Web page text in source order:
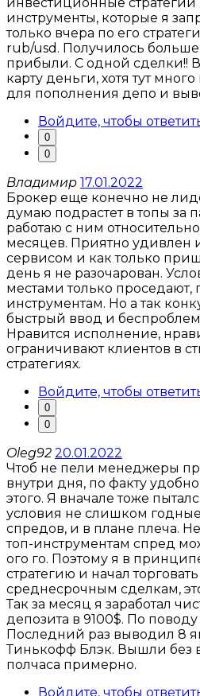
инструменты, которые я
только вчера по его
rub/usd. Получилось
прибыли. С одной сделки!!
карту деньги, хотя тут
для пополнения депо и
Войдите, чтобы
0
0
Владимир 17.01.2022
Брокер еще конечно не
думаю подрастет в топы за
работаю с ним
месяцев. Приятно удивлен
сервисом и как только
день я не разочарован.
местами только проседают,
инструментам. Но а так
быстрый ввод и
Нравится исполнение,
ограничивают клиентов в
стратегиях.
Войдите, чтобы
0
0
Oleg92 20.01.2022
Чтоб не пели менеджеры
внутри дня, по факту
этого. Я вначале тоже
условия не слишком
спредов, и в плане плеча.
топ-инструментам спред
ого го. Поэтому я в
стратегию и начал
среднесрочным сделкам,
Так за месяц я заработал
депозита в 9100$. По
Последний раз выводил 8
Тинькофф Блэк. Вышли без
полчаса примерно.
Войдите, чтобы